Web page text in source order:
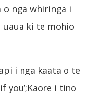
o nga whiringa i
uaua ki te mohio
i nga kaata o te
you’;Kaore i tino